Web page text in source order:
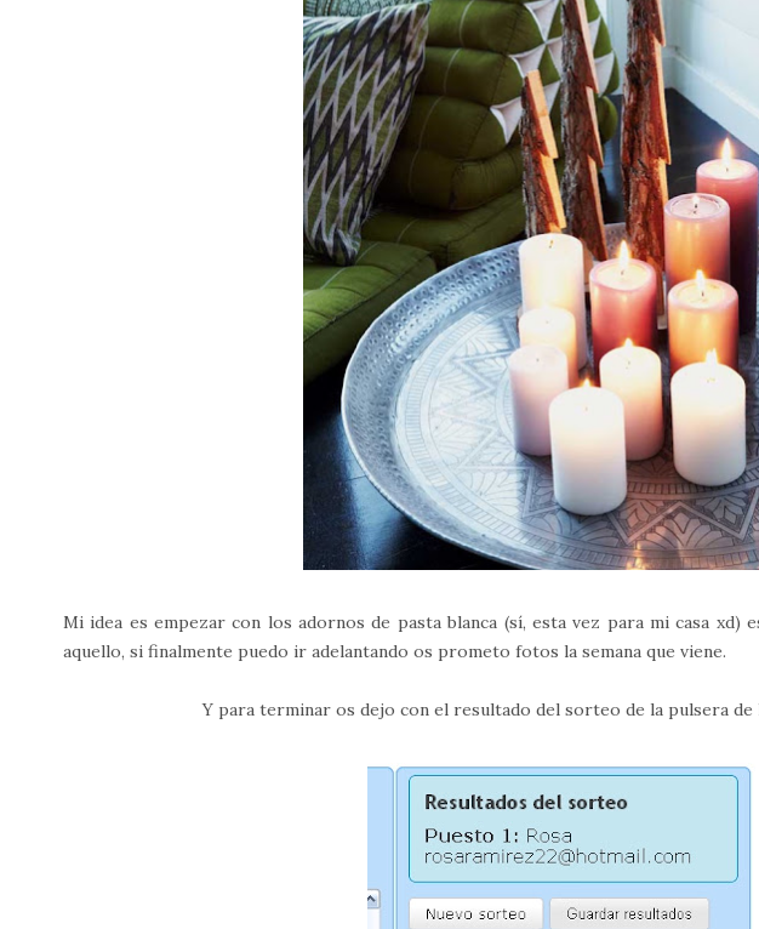
Mi idea es empezar con los adornos de pasta blanca (sí, esta vez para mi casa xd)
aquello, si finalmente puedo ir adelantando os prometo fotos la semana que viene.
Y para terminar os dejo con el resultado del sorteo de la pulsera de